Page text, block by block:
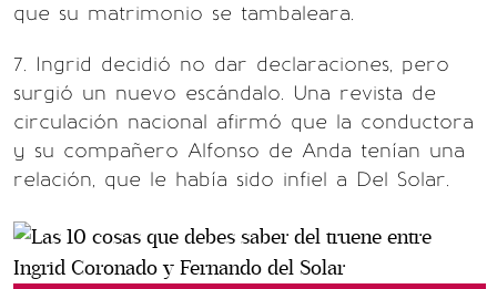
que su matrimonio se tambaleara.
7. Ingrid decidió no dar declaraciones, pero
surgió un nuevo escándalo. Una revista de
circulación nacional afirmó que la conductora
y su compañero Alfonso de Anda tenían una
relación, que le había sido infiel a Del Solar.